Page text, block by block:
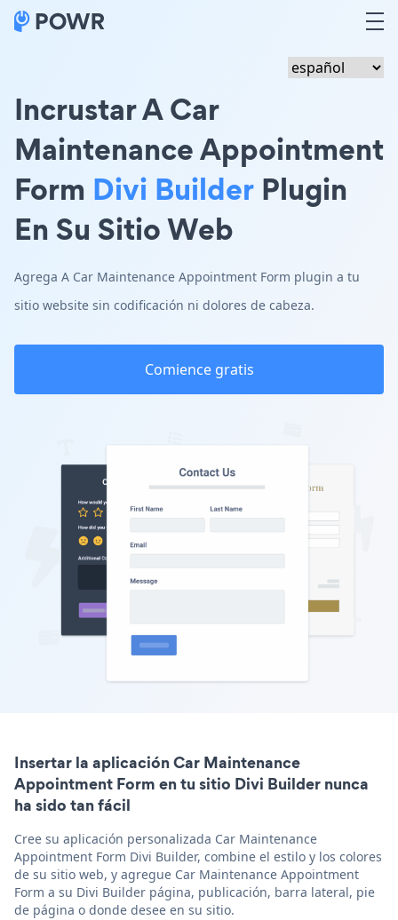
Incrustar A Car
Maintenance Appointment
Form Divi Builder Plugin
En Su Sitio Web
Agrega A Car Maintenance Appointment Form plugin a tu
sitio website sin codificación ni dolores de cabeza.
Comience gratis
Insertar la aplicación Car Maintenance
Appointment Form en tu sitio Divi Builder nunca
ha sido tan fácil
Cree su aplicación personalizada Car Maintenance
Appointment Form Divi Builder, combine el estilo y los colores
de su sitio web, y agregue Car Maintenance Appointment
Form a su Divi Builder página, publicación, barra lateral, pie
de página o donde desee en su sitio.